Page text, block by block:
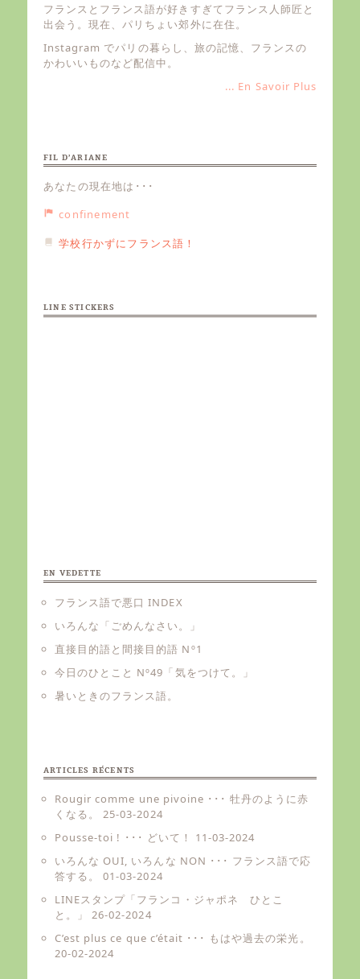
フランスとフランス語が好きすぎてフランス人師匠と
出会う。現在、パリちょい郊外に在住。
Instagram でパリの暮らし、旅の記憶、フランスの
かわいいものなど配信中。
... En Savoir Plus
FIL D’ARIANE
あなたの現在地は･･･
confinement
学校行かずにフランス語！
LINE STICKERS
EN VEDETTE
フランス語で悪口 INDEX
いろんな「ごめんなさい。」
直接目的語と間接目的語 Nº1
今日のひとこと Nº49「気をつけて。」
暑いときのフランス語。
ARTICLES RÉCENTS
Rougir comme une pivoine ･･･ 牡丹のように赤
くなる。
25-03-2024
Pousse-toi ! ･･･ どいて！
11-03-2024
いろんな OUI, いろんな NON ･･･ フランス語で応
答する。
01-03-2024
LINEスタンプ「フランコ・ジャポネ ひとこ
と。」
26-02-2024
C’est plus ce que c’était ･･･ もはや過去の栄光。
20-02-2024